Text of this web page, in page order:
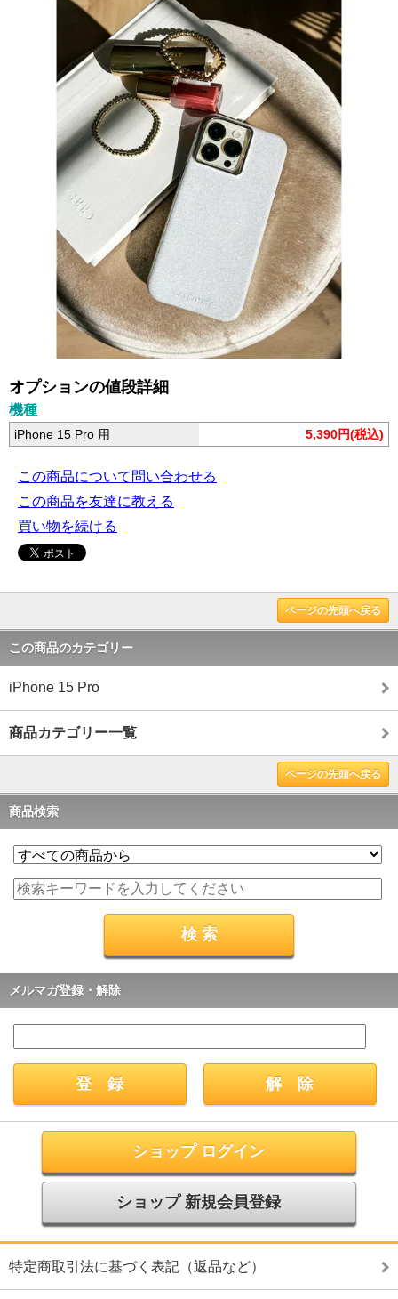
オプションの値段詳細
機種
iPhone 15 Pro 用 5,390円(税込)
この商品について問い合わせる
この商品を友達に教える
買い物を続ける
ページの先頭へ戻る
この商品のカテゴリー
iPhone 15 Pro
商品カテゴリー一覧
ページの先頭へ戻る
商品検索
メルマガ登録・解除
ショップ ログイン
ショップ 新規会員登録
特定商取引法に基づく表記（返品など）